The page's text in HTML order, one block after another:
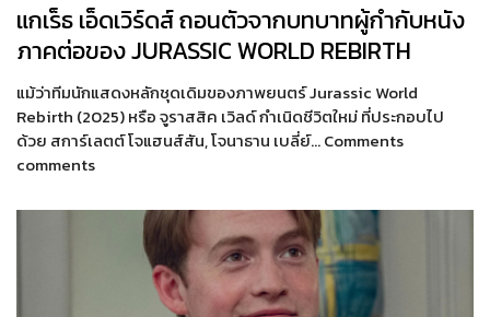
แกเร็ธ เอ็ดเวิร์ดส์ ถอนตัวจากบทบาทผู้กำกับหนัง
ภาคต่อของ JURASSIC WORLD REBIRTH
แม้ว่าทีมนักแสดงหลักชุดเดิมของภาพยนตร์ Jurassic World
Rebirth (2025) หรือ จูราสสิค เวิลด์ กำเนิดชีวิตใหม่ ที่ประกอบไป
ด้วย สการ์เลตต์ โจแฮนส์สัน, โจนาธาน เบลี่ย์… Comments
comments